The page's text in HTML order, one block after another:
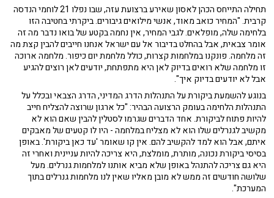
תחילה התייחס הכהן לאסון שאירע ברצועת עזה, שבו נפלו 21 לוחמי הנדסה
קרבית. "המחיר כואב מאוד, אנשי מילואים גיבורים. ביקרתי בחטיבה הזו
בלחימה שלה, מופלאים. לגבי המחיר, אין נחמה בקטע של בואו נדבר מה זה
אומר צבאית, אבל בהחלט בדיבור אל עם ישראל אנחנו חייבים להבין קצת מה
זה מלחמה. פונקנו במלחמות קצרות, כולל מלחמת יום כיפור. מלחמה ארוכה
זו מלחמה שלא רואים בדיוק לאן היא מתפתחת, יודעים לאן רוצים להגיע
אבל לא יודעים בדיוק איך".
בנוגע להשמעת ביקורת על התנהלות הדרג המדיני, הדרג הצבאי ובכלל על
התנהלות הלחימה בעומק הרצועה הבהיר: "כל ארגון שרוצה להצליח חייב
להיות פתוח לביקורת. אחד הדברים שגרמו לסטלין להבין שאם הוא לא
מקשיב לגנרלים שלו הוא לא מצליח במלחמה - היו לו קטעים של מאבקים
איתם, אבל הוא למד להקשיב להם. אין קו שאומר 'עד כאן ביקורת'. באופן
בסיסי ביקורת נכונה, מותרת, מומלצת, היא צריכה להיות עניינית ואחרי זה
היא גם צריכה להתנהל באופן שלא מביא אותנו למלחמות גנרלים. מעל
שלושה חודשים זה ממש לא מובן מאליו שאין לנו מלחמות גנרלים בתוך
המערכת".